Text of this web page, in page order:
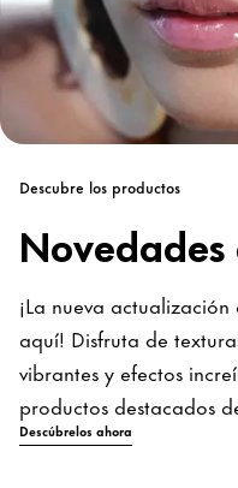
Descubre los productos
¡La nueva
aquí! Disfruta de
vibrantes y efectos
productos destacados
Descúbrelos ahora